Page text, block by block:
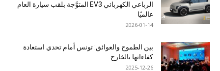
الرباعي الكهربائي EV3 المتوَّجة بلقب سيارة العام
عالميًا
2026-01-14
بين الطموح والعوائق: تونس أمام تحدي استعادة
كفاءاتها بالخارج
2025-12-26